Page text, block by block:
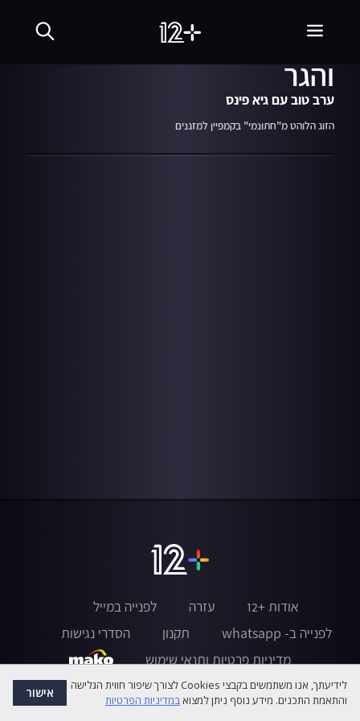
הקמפיין הזוגי של ניר
והגר
ערב טוב עם גיא פינס
הזוג הלוהט מ"חתונמי" בקמפיין למזגנים
אודות +12 עזרה
לפנייה במייל
לפנייה ב- whatsapp
תקנון
הסדרי נגישות
מדיניות פרטיות ותנאי שימוש
לידיעתך, אנו משתמשים בקבצי Cookies לצורך שיפור חווית הגלישה
והתאמת התכנים. מידע נוסף ניתן למצואבמדיניות הפרטיות אישור